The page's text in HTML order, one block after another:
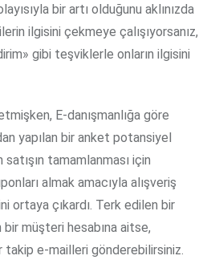
bir artı olduğunu aklınızda
ilgisini çekmeye çalışıyorsanız,
gibi teşviklerle onların ilgisini
E-danışmanlığa göre
yapılan bir anket potansiyel
satışın tamamlanması için
almak amacıyla alışveriş
çıkardı. Terk edilen bir
müşteri hesabına aitse,
takip e-mailleri gönderebilirsiniz.